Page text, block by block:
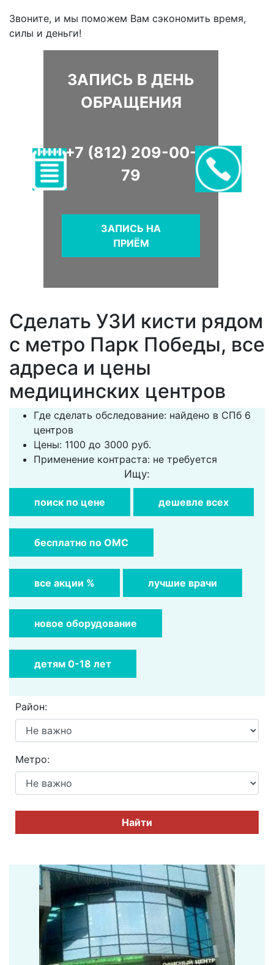
Звоните, и мы поможем Вам сэкономить время,
силы и деньги!
ЗАПИСЬ В ДЕНЬ
ОБРАЩЕНИЯ
+7 (812) 209-00-
79
ЗАПИСЬ НА
ПРИЁМ
Сделать УЗИ кисти рядом
с метро Парк Победы, все
адреса и цены
медицинских центров
Где сделать обследование: найдено в СПб 6
центров
Цены: 1100 до 3000 руб.
Применение контраста: не требуется
Ищу:
поиск по цене дешевле всех
бесплатно по ОМС
все акции % лучшие врачи
новое оборудование
детям 0-18 лет
Район:
Метро:
Найти